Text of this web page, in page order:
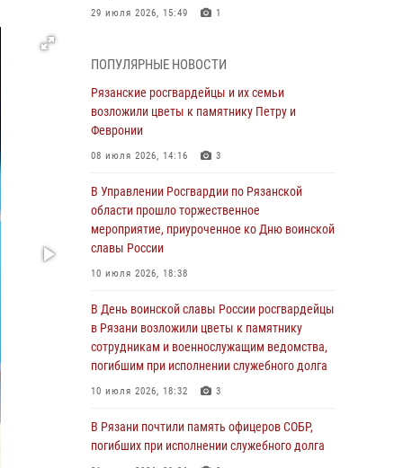
29 июля 2026, 15:49 1
Крещении Руси
28 июля 2026, 09:22 1
При силовой поддержке ОМОН житель
Касимовского округа лишён гражданства
законодательства
27 июля 2026, 15:26
Офицер вневедомственной охраны в эфире
23 июля 2026, 09:02
В Рязани почтили память офицеров СОБР,
погибших при исполнении служебного долга
21 июля 2026, 09:36 3
Рязанские сотрудники лицензионно-
разрешительной работы Росгвардии подвели
результаты за 6 месяцев 2026 года (видео)
ПОПУЛЯРНЫЕ НОВОСТИ
Рязанские росгвардейцы и их семьи
возложили цветы к памятнику Петру и
Февронии
08 июля 2026, 14:16 3
В Управлении Росгвардии по Рязанской
области прошло торжественное
мероприятие, приуроченное ко Дню воинской
славы России
10 июля 2026, 18:38
В День воинской славы России росгвардейцы
в Рязани возложили цветы к памятнику
сотрудникам и военнослужащим ведомства,
погибшим при исполнении служебного долга
10 июля 2026, 18:32 3
В Рязани почтили память офицеров СОБР,
погибших при исполнении служебного долга